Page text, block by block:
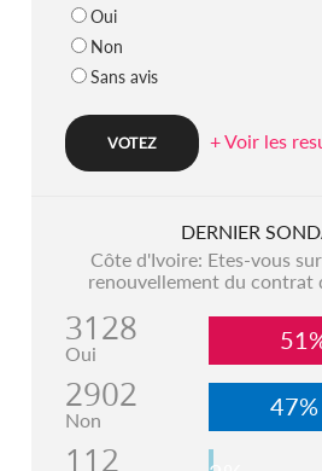
Oui
Non
Sans avis
+ Voir les
DERNIER
Côte d'Ivoire: Etes-vous
renouvellement du contrat
3128
Oui
2902
Non 47%
112